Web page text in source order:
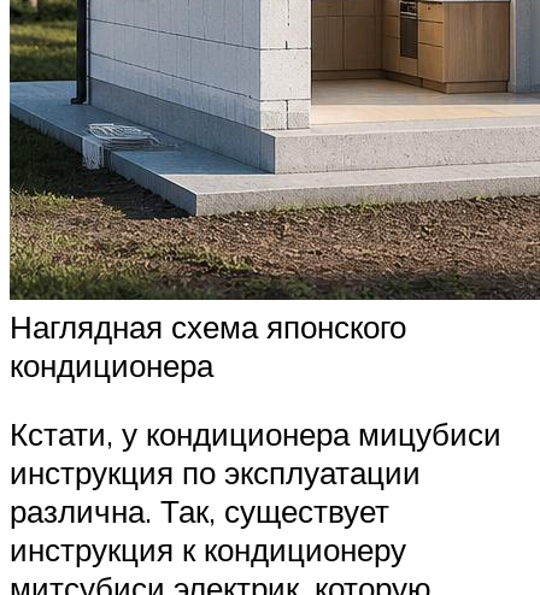
Наглядная схема японского
кондиционера
Кстати, у кондиционера мицубиси
инструкция по эксплуатации
различна. Так, существует
инструкция к кондиционеру